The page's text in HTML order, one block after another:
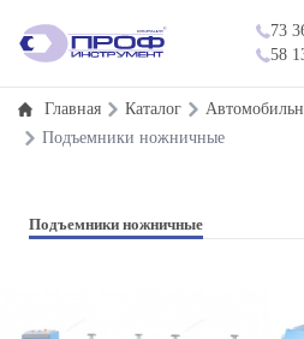
73
58
Главная Каталог
Подъемники ножничные
Подъемники ножничные